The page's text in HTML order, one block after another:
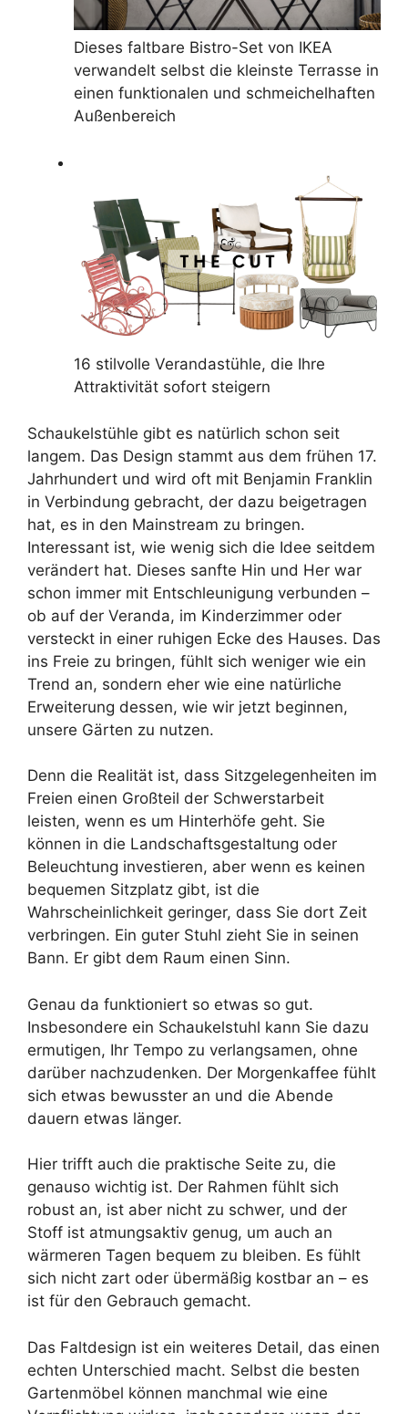
Dieses faltbare Bistro-Set von IKEA
verwandelt selbst die kleinste Terrasse in
einen funktionalen und schmeichelhaften
Außenbereich
16 stilvolle Verandastühle, die Ihre
Attraktivität sofort steigern
Schaukelstühle gibt es natürlich schon seit
langem. Das Design stammt aus dem frühen 17.
Jahrhundert und wird oft mit Benjamin Franklin
in Verbindung gebracht, der dazu beigetragen
hat, es in den Mainstream zu bringen.
Interessant ist, wie wenig sich die Idee seitdem
verändert hat. Dieses sanfte Hin und Her war
schon immer mit Entschleunigung verbunden –
ob auf der Veranda, im Kinderzimmer oder
versteckt in einer ruhigen Ecke des Hauses. Das
ins Freie zu bringen, fühlt sich weniger wie ein
Trend an, sondern eher wie eine natürliche
Erweiterung dessen, wie wir jetzt beginnen,
unsere Gärten zu nutzen.
Denn die Realität ist, dass Sitzgelegenheiten im
Freien einen Großteil der Schwerstarbeit
leisten, wenn es um Hinterhöfe geht. Sie
können in die Landschaftsgestaltung oder
Beleuchtung investieren, aber wenn es keinen
bequemen Sitzplatz gibt, ist die
Wahrscheinlichkeit geringer, dass Sie dort Zeit
verbringen. Ein guter Stuhl zieht Sie in seinen
Bann. Er gibt dem Raum einen Sinn.
Genau da funktioniert so etwas so gut.
Insbesondere ein Schaukelstuhl kann Sie dazu
ermutigen, Ihr Tempo zu verlangsamen, ohne
darüber nachzudenken. Der Morgenkaffee fühlt
sich etwas bewusster an und die Abende
dauern etwas länger.
Hier trifft auch die praktische Seite zu, die
genauso wichtig ist. Der Rahmen fühlt sich
robust an, ist aber nicht zu schwer, und der
Stoff ist atmungsaktiv genug, um auch an
wärmeren Tagen bequem zu bleiben. Es fühlt
sich nicht zart oder übermäßig kostbar an – es
ist für den Gebrauch gemacht.
Das Faltdesign ist ein weiteres Detail, das einen
echten Unterschied macht. Selbst die besten
Gartenmöbel können manchmal wie eine